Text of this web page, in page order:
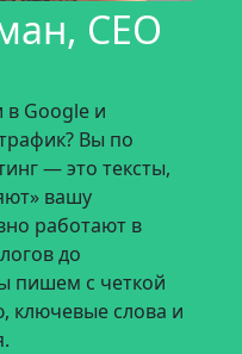
CEO
в Google и
Вы по
— это тексты,
вашу
работают в
до
пишем с четкой
ключевые слова и